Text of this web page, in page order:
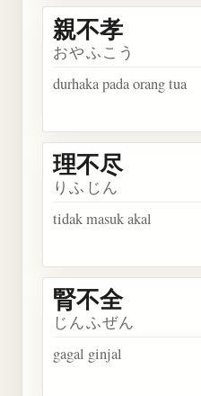
親不孝
おやふこう
durhaka pada orang tua
理不尽
りふじん
tidak masuk akal
腎不全
じんふぜん
gagal ginjal